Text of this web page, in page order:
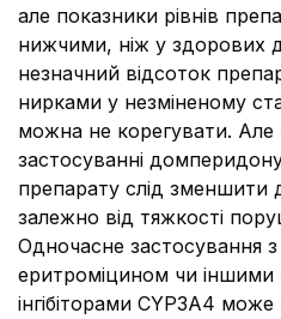
але показники рівнів
нижчими, ніж у здорових
незначний відсоток
нирками у незміненому
можна не корегувати.
застосуванні
препарату слід зменшити
залежно від тяжкості
Одночасне застосування
еритроміцином чи іншими
інгібіторами CYP3A4